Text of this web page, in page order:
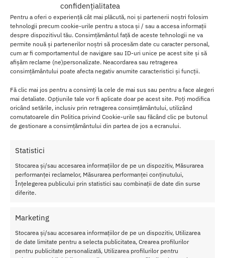
confidențialitatea
Pentru a oferi o experiență cât mai plăcută, noi și partenerii noștri folosim
tehnologii precum cookie-urile pentru a stoca și / sau a accesa informații
despre dispozitivul tău. Consimțământul față de aceste tehnologii ne va
permite nouă și partenerilor noștri să procesăm date cu caracter personal,
cum ar fi comportamentul de navigare sau ID-uri unice pe acest site și să
afișăm reclame (ne)personalizate. Neacordarea sau retragerea
consimțământului poate afecta negativ anumite caracteristici și funcții.
Fă clic mai jos pentru a consimți la cele de mai sus sau pentru a face alegeri
mai detaliate. Opțiunile tale vor fi aplicate doar pe acest site. Poți modifica
oricând setările, inclusiv prin retragerea consimțământului, utilizând
comutatoarele din Politica privind Cookie-urile sau făcând clic pe butonul
de gestionare a consimțământului din partea de jos a ecranului.
Statistici
Stocarea și/sau accesarea informațiilor de pe un dispozitiv, Măsurarea
performanței reclamelor, Măsurarea performanței conținutului,
Înțelegerea publicului prin statistici sau combinații de date din surse
diferite.
Marketing
Stocarea și/sau accesarea informațiilor de pe un dispozitiv, Utilizarea
de date limitate pentru a selecta publicitatea, Crearea profilurilor
pentru publicitate personalizată, Utilizarea profilurilor pentru
tici
Cu
pa
Me
nst
rua
la
Fee
sec
ligh
Silicon de calitate medicala
Reutilizabil
Potrivit pentru femeile incepatoare si avansate
Design increzator
MATERIAL SI INGRIJIRE